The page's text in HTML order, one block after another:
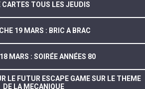
CARTES TOUS LES JEUDIS
19 MARS : BRIC A BRAC
MARS : SOIRÉE ANNÉES 80
LE FUTUR ESCAPE GAME SUR LE THEME
DE LA MECANIQUE